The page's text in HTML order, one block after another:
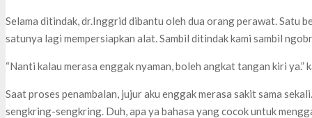
Selama ditindak, dr.Inggrid dibantu oleh dua orang perawat. Satu
satunya lagi mempersiapkan alat. Sambil ditindak kami sambil
“Nanti kalau merasa enggak nyaman, boleh angkat tangan kiri ya.”
Saat proses penambalan, jujur aku enggak merasa sakit sama
sengkring-sengkring. Duh, apa ya bahasa yang cocok untuk